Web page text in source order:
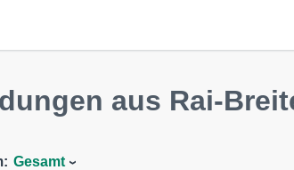
aus Rai-
Gesamt